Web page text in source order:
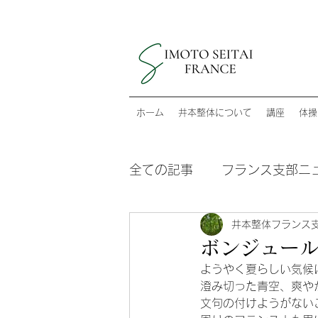
ホーム 井本整体について 講座 体
全ての記事 フランス支部ニ
ボンジュー
井本整体フランス
ようやく夏らしい気候
澄み切った青空、爽や
文句の付けようがな